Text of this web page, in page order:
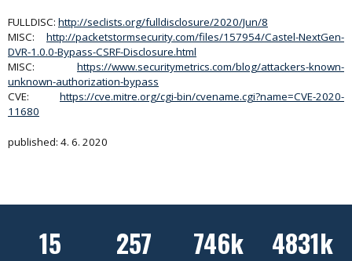
FULLDISC: http://seclists.org/fulldisclosure/2020/Jun/8
MISC: http://packetstormsecurity.com/files/157954/Castel-NextGen-
DVR-1.0.0-Bypass-CSRF-Disclosure.html
MISC: https://www.securitymetrics.com/blog/attackers-known-
unknown-authorization-bypass
CVE: https://cve.mitre.org/cgi-bin/cvename.cgi?name=CVE-2020-
11680
published: 4. 6. 2020
15 257 746k 4831k